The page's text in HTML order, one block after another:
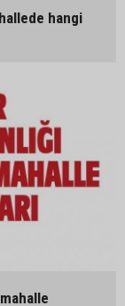
hangi